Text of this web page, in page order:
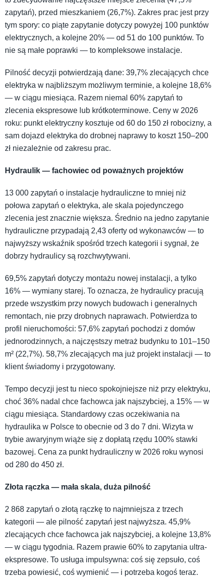
zapytań), przed mieszkaniem (26,7%). Zakres prac jest przy
tym spory: co piąte zapytanie dotyczy powyżej 100 punktów
elektrycznych, a kolejne 20% — od 51 do 100 punktów. To
nie są małe poprawki — to kompleksowe instalacje.
Pilność decyzji potwierdzają dane: 39,7% zlecających chce
elektryka w najbliższym możliwym terminie, a kolejne 18,6%
— w ciągu miesiąca. Razem niemal 60% zapytań to
zlecenia ekspresowe lub krótkoterminowe. Ceny w 2026
roku: punkt elektryczny kosztuje od 60 do 150 zł robocizny, a
sam dojazd elektryka do drobnej naprawy to koszt 150–200
zł niezależnie od zakresu prac.
Hydraulik — fachowiec od poważnych projektów
13 000 zapytań o instalacje hydrauliczne to mniej niż
połowa zapytań o elektryka, ale skala pojedynczego
zlecenia jest znacznie większa. Średnio na jedno zapytanie
hydrauliczne przypadają 2,43 oferty od wykonawców — to
najwyższy wskaźnik spośród trzech kategorii i sygnał, że
dobrzy hydraulicy są rozchwytywani.
69,5% zapytań dotyczy montażu nowej instalacji, a tylko
16% — wymiany starej. To oznacza, że hydraulicy pracują
przede wszystkim przy nowych budowach i generalnych
remontach, nie przy drobnych naprawach. Potwierdza to
profil nieruchomości: 57,6% zapytań pochodzi z domów
jednorodzinnych, a najczęstszy metraż budynku to 101–150
m² (22,7%). 58,7% zlecających ma już projekt instalacji — to
klient świadomy i przygotowany.
Tempo decyzji jest tu nieco spokojniejsze niż przy elektryku,
choć 36% nadal chce fachowca jak najszybciej, a 15% — w
ciągu miesiąca. Standardowy czas oczekiwania na
hydraulika w Polsce to obecnie od 3 do 7 dni. Wizyta w
trybie awaryjnym wiąże się z dopłatą rzędu 100% stawki
bazowej. Cena za punkt hydrauliczny w 2026 roku wynosi
od 280 do 450 zł.
Złota rączka — mała skala, duża pilność
2 868 zapytań o złotą rączkę to najmniejsza z trzech
kategorii — ale pilność zapytań jest najwyższa. 45,9%
zlecających chce fachowca jak najszybciej, a kolejne 13,8%
— w ciągu tygodnia. Razem prawie 60% to zapytania ultra-
ekspresowe. To usługa impulsywna: coś się zepsuło, coś
trzeba powiesić, coś wymienić — i potrzeba kogoś teraz.